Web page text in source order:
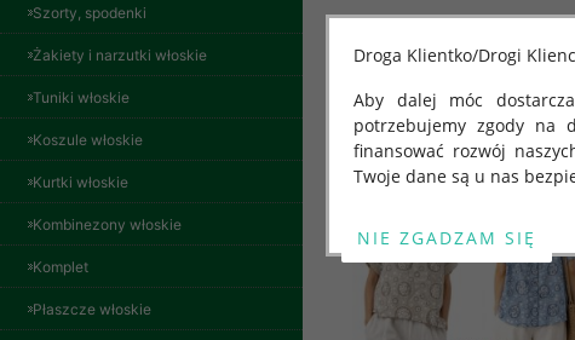
Szorty, spodenki
Żakiety i narzutki włoskie
Tuniki włoskie
Koszule włoskie
Kurtki włoskie
Kombinezony włoskie
Komplet
Płaszcze włoskie
Spodnie damskie
jeansy Roz 29-36, 1
Kolor Paczka 10 szt
57.00 zł
szczegóły Inne produkty
Droga Klientko/Drogi
Aby dalej móc
potrzebujemy zgody na
finansować rozwój
Twoje dane są u nas
Od 25 maja 2018 roku
kwietnia 2016 r. w
swobodnego przepływu
"GDPR" lub "Ogólne
przetwarzaniu Twoich